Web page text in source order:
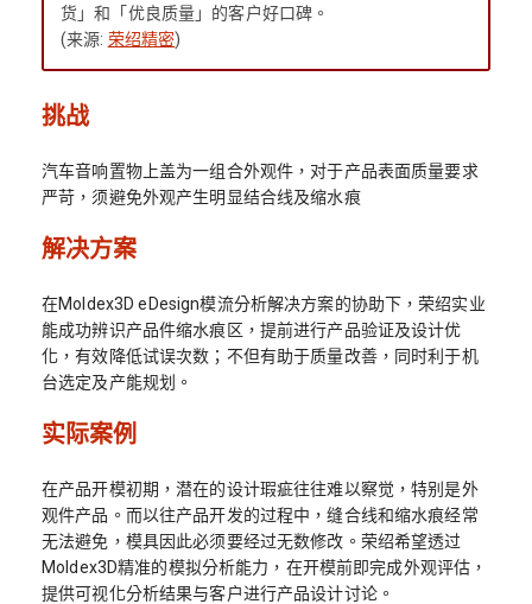
货」和「优良质量」的客户好口碑。
(来源: 荣绍精密)
挑战
汽车音响置物上盖为一组合外观件，对于产品表面质量要求
严苛，须避免外观产生明显结合线及缩水痕
解决方案
在Moldex3D eDesign模流分析解决方案的协助下，荣绍实业
能成功辨识产品件缩水痕区，提前进行产品验证及设计优
化，有效降低试误次数；不但有助于质量改善，同时利于机
台选定及产能规划。
实际案例
在产品开模初期，潜在的设计瑕疵往往难以察觉，特别是外
观件产品。而以往产品开发的过程中，缝合线和缩水痕经常
无法避免，模具因此必须要经过无数修改。荣绍希望透过
Moldex3D精准的模拟分析能力，在开模前即完成外观评估，
提供可视化分析结果与客户进行产品设计讨论。